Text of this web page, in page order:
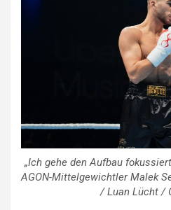
„Ich gehe den Aufbau
AGON-Mittelgewichtler Malek
/ Luan Lücht /